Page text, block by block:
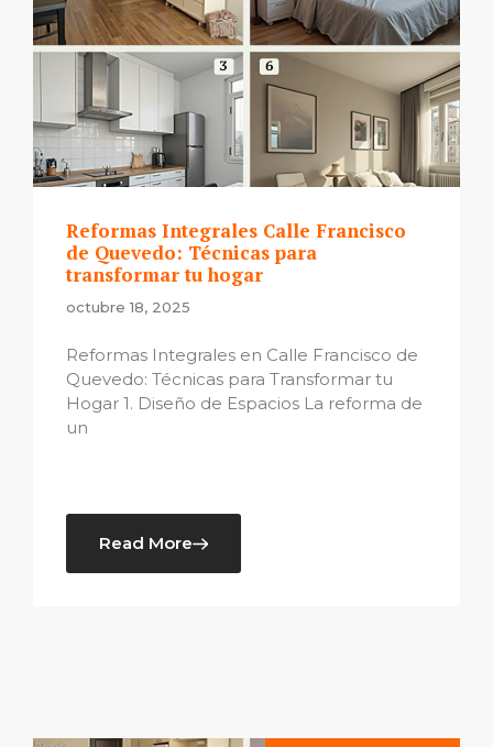
Reformas Integrales Calle Francisco
de Quevedo: Técnicas para
transformar tu hogar
octubre 18, 2025
Reformas Integrales en Calle Francisco de
Quevedo: Técnicas para Transformar tu
Hogar 1. Diseño de Espacios La reforma de
un
Read More